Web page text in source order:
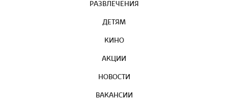
РАЗВЛЕЧЕНИЯ
ДЕТЯМ
КИНО
АКЦИИ
НОВОСТИ
ВАКАНСИИ